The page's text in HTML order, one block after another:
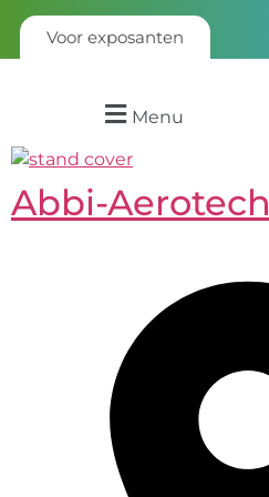
Voor exposanten
Menu
Abbi-Aerotech